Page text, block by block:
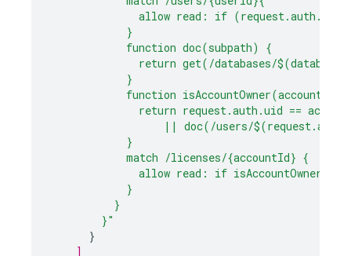
allow read: if (request.auth.uid
            }
            function doc(subpath) {
return get(/databases/
            }
function isAccountOwner(accountId)
return request.auth.uid ==
|| doc(/users/
            }
            match /licenses/{accountId} {
allow read: if
            }
          }
        }"
}
]